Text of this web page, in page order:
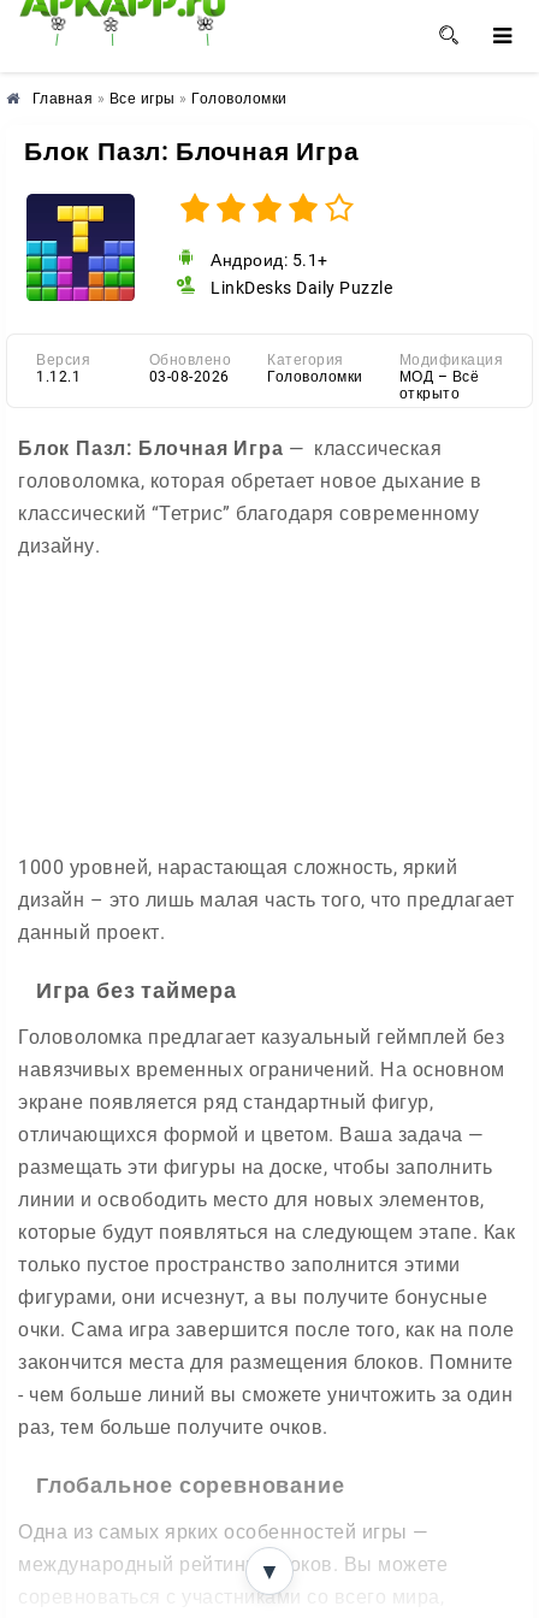
🌸 🌼 🌺
Главная » Все игры » Головоломки
Блок Пазл: Блочная Игра
Андроид: 5.1+
LinkDesks Daily Puzzle
Версия
1.12.1
Обновлено
03-08-2026
Категория
Головоломки
Модификация
МОД – Всё
открыто
Блок Пазл: Блочная Игра — классическая
головоломка, которая обретает новое дыхание в
классический “Тетрис” благодаря современному
дизайну.
1000 уровней, нарастающая сложность, яркий
дизайн – это лишь малая часть того, что предлагает
данный проект.
Игра без таймера
Головоломка предлагает казуальный геймплей без
навязчивых временных ограничений. На основном
экране появляется ряд стандартный фигур,
отличающихся формой и цветом. Ваша задача —
размещать эти фигуры на доске, чтобы заполнить
линии и освободить место для новых элементов,
которые будут появляться на следующем этапе. Как
только пустое пространство заполнится этими
фигурами, они исчезнут, а вы получите бонусные
очки. Сама игра завершится после того, как на поле
закончится места для размещения блоков. Помните
- чем больше линий вы сможете уничтожить за один
раз, тем больше получите очков.
Глобальное соревнование
Одна из самых ярких особенностей игры —
международный рейтинг игроков. Вы можете
соревноваться с участниками со всего мира,
▼